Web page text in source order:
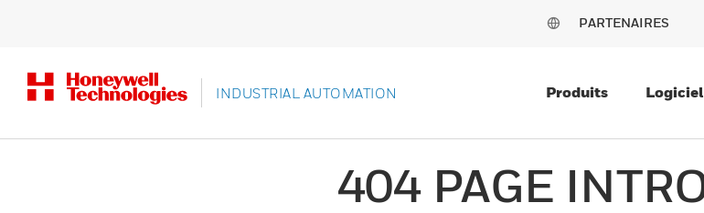
PARTENAIRES
INDUSTRIAL AUTOMATION Produits Logiciel
404 PAGE